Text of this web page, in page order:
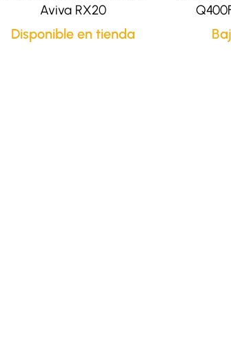
Aviva RX20
Disponible en tienda